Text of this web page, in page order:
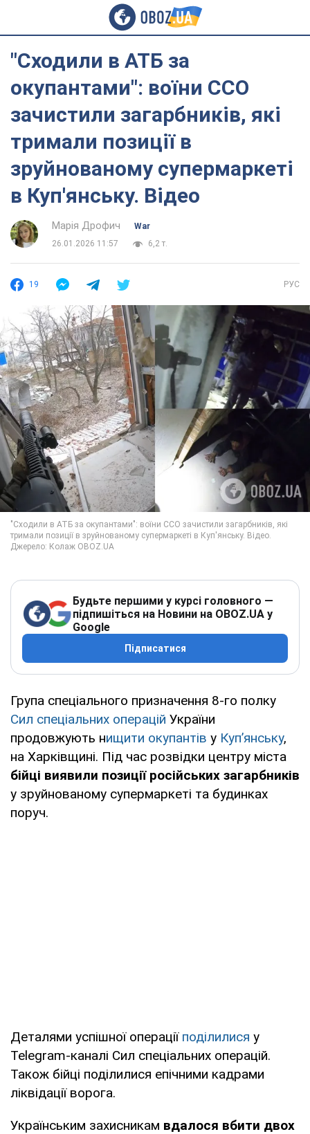
"Сходили в АТБ за
окупантами": воїни ССО
зачистили загарбників, які
тримали позиції в
зруйнованому супермаркеті
в Куп'янську. Відео
Марія Дрофич
War
26.01.2026 11:57
6,2 т.
19 РУС
Будьте першими у курсі головного —
підпишіться на Новини на OBOZ.UA у
Google
Підписатися
Група спеціального призначення 8-го полку
Сил спеціальних операцій України
продовжують нищити окупантів у Куп’янську,
на Харківщині. Під час розвідки центру міста
бійці виявили позиції російських загарбників
у зруйнованому супермаркеті та будинках
поруч.
Деталями успішної операції поділилися у
Telegram-каналі Сил спеціальних операцій.
Також бійці поділилися епічними кадрами
ліквідації ворога.
Українським захисникам вдалося вбити двох